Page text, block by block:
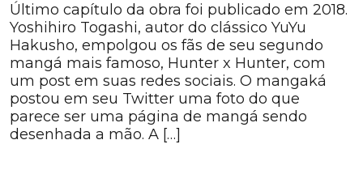
Último capítulo da obra foi publicado em 2018.
Yoshihiro Togashi, autor do clássico YuYu
Hakusho, empolgou os fãs de seu segundo
mangá mais famoso, Hunter x Hunter, com
um post em suas redes sociais. O mangaká
postou em seu Twitter uma foto do que
parece ser uma página de mangá sendo
desenhada a mão. A […]